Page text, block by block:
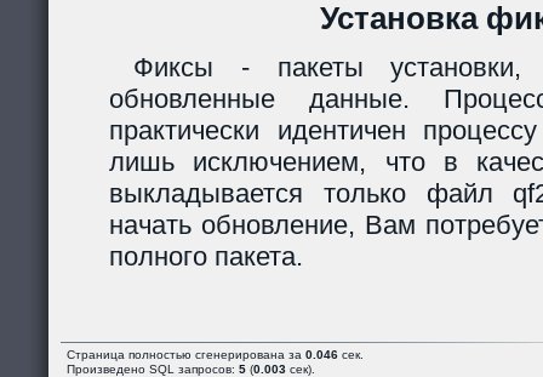
Установка
Фиксы - пакеты установки,
обновленные данные.
практически идентичен
лишь исключением, что в
выкладывается только файл
начать обновление, Вам
полного пакета.
Страница полностью сгенерирована за 0.046 сек.
Произведено SQL запросов: 5 (0.003 сек).